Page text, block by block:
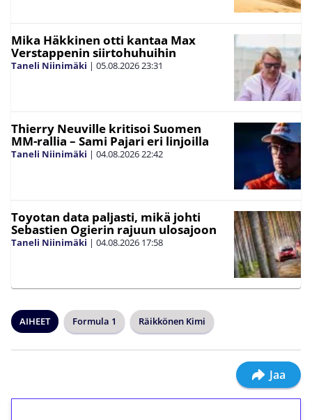
Mika Häkkinen otti kantaa Max
Verstappenin siirtohuhuihin
Taneli Niinimäki | 05.08.202623:31
Thierry Neuville kritisoi Suomen
MM-rallia – Sami Pajari eri linjoilla
Taneli Niinimäki | 04.08.202622:42
Toyotan data paljasti, mikä johti
Sebastien Ogierin rajuun ulosajoon
Taneli Niinimäki | 04.08.2026 17:58
AIHEET Formula 1 Räikkönen Kimi
Jaa